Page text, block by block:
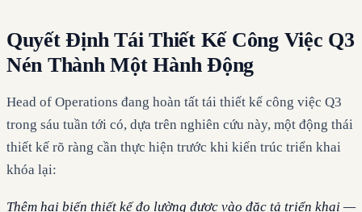
Quyết Định Tái Thiết Kế Công Việc Q3
Nén Thành Một Hành Động
Head of Operations đang hoàn tất tái thiết kế công việc Q3
trong sáu tuần tới có, dựa trên nghiên cứu này, một động thái
thiết kế rõ ràng cần thực hiện trước khi kiến trúc triển khai
khóa lại:
Thêm hai biến thiết kế đo lường được vào đặc tả triển khai —